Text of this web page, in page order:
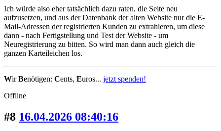
Ich würde also eher tatsächlich dazu raten, die Seite neu
aufzusetzen, und aus der Datenbank der alten Website nur die E-
Mail-Adressen der registrierten Kunden zu extrahieren, um diese
dann - nach Fertigstellung und Test der Website - um
Neuregistrierung zu bitten. So wird man dann auch gleich die
ganzen Karteileichen los.
WirBenötigen: Cents, Euros... jetzt spenden!
Offline
#8 16.04.2026 08:40:16